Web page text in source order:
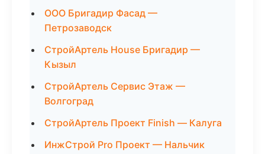
ООО Бригадир Фасад —
Петрозаводск
СтройАртель House Бригадир —
Кызыл
СтройАртель Сервис Этаж —
Волгоград
СтройАртель Проект Finish — Калуга
ИнжСтрой Pro Проект — Нальчик